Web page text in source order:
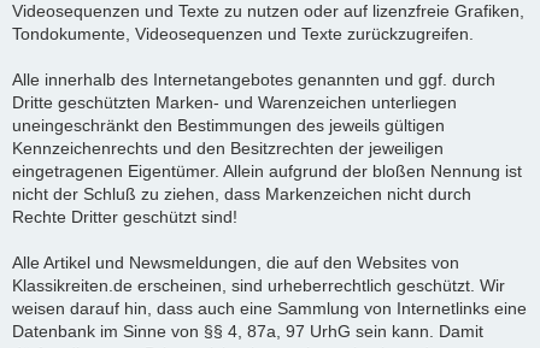
Videosequenzen und Texte zu nutzen oder auf lizenzfreie Grafiken,
Tondokumente, Videosequenzen und Texte zurückzugreifen.
Alle innerhalb des Internetangebotes genannten und ggf. durch
Dritte geschützten Marken- und Warenzeichen unterliegen
uneingeschränkt den Bestimmungen des jeweils gültigen
Kennzeichenrechts und den Besitzrechten der jeweiligen
eingetragenen Eigentümer. Allein aufgrund der bloßen Nennung ist
nicht der Schluß zu ziehen, dass Markenzeichen nicht durch
Rechte Dritter geschützt sind!
Alle Artikel und Newsmeldungen, die auf den Websites von
Klassikreiten.de erscheinen, sind urheberrechtlich geschützt. Wir
weisen darauf hin, dass auch eine Sammlung von Internetlinks eine
Datenbank im Sinne von §§ 4, 87a, 97 UrhG sein kann. Damit